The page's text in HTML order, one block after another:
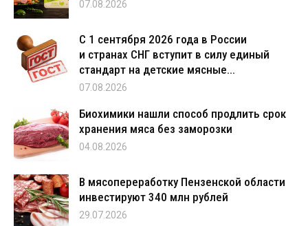
07.08.2026
С 1 сентября 2026 года в России
и странах СНГ вступит в силу единый
стандарт на детские мясные...
07.08.2026
Биохимики нашли способ продлить срок
хранения мяса без заморозки
04.08.2026
В мясопереработку Пензенской области
инвестируют 340 млн рублей
29.07.2026